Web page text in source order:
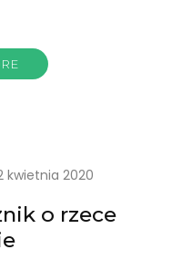
kwietnia 2020
o rzece